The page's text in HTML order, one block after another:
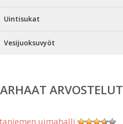
Uintisukat
Vesijuoksuvyöt
ARVOSTELUT
uimahalli